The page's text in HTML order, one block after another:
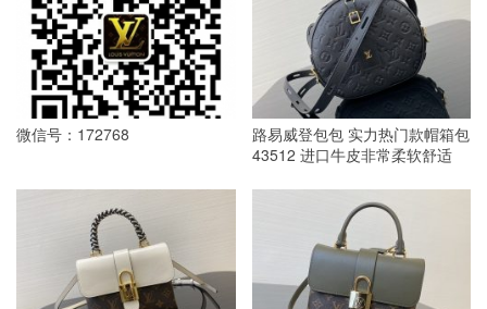
微信号：172768
路易威登包包 实力热门款帽箱包
43512 进口牛皮非常柔软舒适